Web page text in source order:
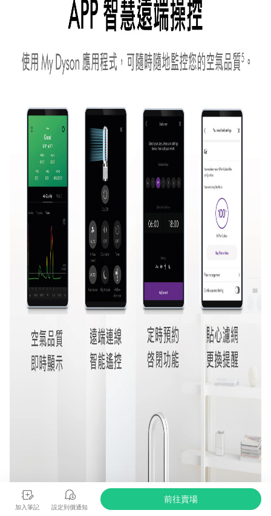
加入筆記 設定到價通知
前往賣場